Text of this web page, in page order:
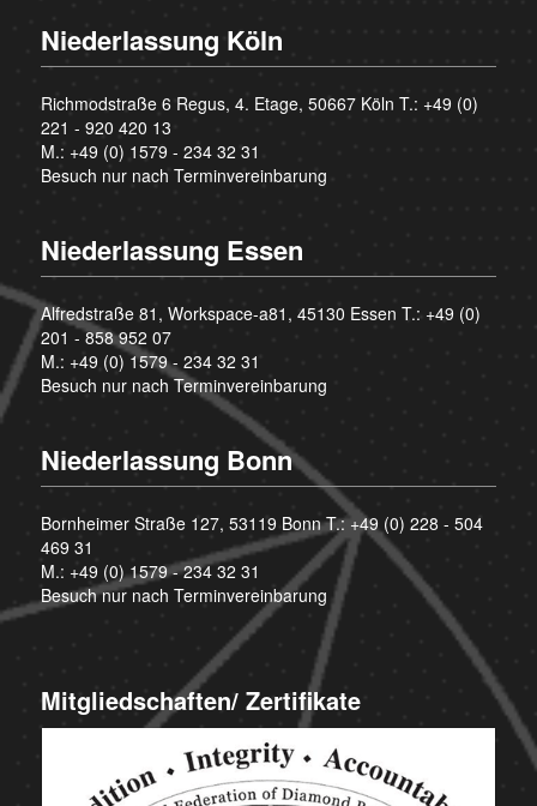
Niederlassung Köln
Richmodstraße 6 Regus, 4. Etage, 50667 Köln T.: +49 (0)
221 - 920 420 13
M.: +49 (0) 1579 - 234 32 31
Besuch nur nach Terminvereinbarung
Niederlassung Essen
Alfredstraße 81, Workspace-a81, 45130 Essen T.: +49 (0)
201 - 858 952 07
M.: +49 (0) 1579 - 234 32 31
Besuch nur nach Terminvereinbarung
Niederlassung Bonn
Bornheimer Straße 127, 53119 Bonn T.:+49 (0) 228 - 504
469 31
M.: +49 (0) 1579 - 234 32 31
Besuch nur nach Terminvereinbarung
Mitgliedschaften/ Zertifikate